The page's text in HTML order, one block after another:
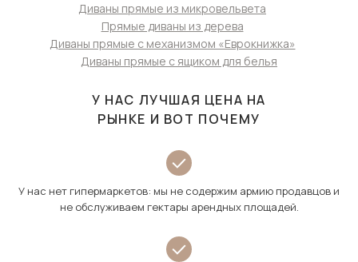
Диваны прямые из микровельвета
Прямые диваны из дерева
Диваны прямые с механизмом «Еврокнижка»
Диваны прямые с ящиком для белья
У НАС ЛУЧШАЯ ЦЕНА НА
РЫНКЕ И ВОТ ПОЧЕМУ
У нас нет гипермаркетов: мы не содержим армию продавцов и
не обслуживаем гектары арендных площадей.